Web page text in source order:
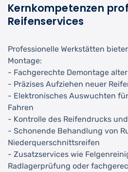
Kernkompetenzen
Reifenservices
Professionelle Werkstätten
Montage:
- Fachgerechte Demontage
- Präzises Aufziehen neuer
- Elektronisches Auswuchten
Fahren
- Kontrolle des Reifendrucks
- Schonende Behandlung von
Niederquerschnittsreifen
- Zusatzservices wie
Radlagerprüfung oder